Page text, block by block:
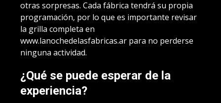
otras sorpresas. Cada fábrica tendrá su propia
programación, por lo que es importante revisar
la grilla completa en
www.lanochedelasfabricas.ar para no perderse
ninguna actividad.
¿Qué se puede esperar de la
experiencia?